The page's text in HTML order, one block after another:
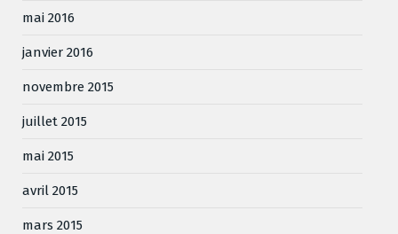
mai 2016
janvier 2016
novembre 2015
juillet 2015
mai 2015
avril 2015
mars 2015